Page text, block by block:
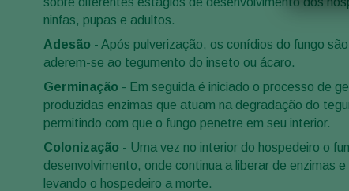
ninfas, pupas e adultos.
Adesão - Após pulverização, os conídios do fungo
aderem-se ao tegumento do inseto ou ácaro.
Germinação - Em seguida é iniciado o processo de
produzidas enzimas que atuam na degradação do
permitindo com que o fungo penetre em seu interior.
Colonização - Uma vez no interior do hospedeiro o
desenvolvimento, onde continua a liberar de enzimas
levando o hospedeiro a morte.